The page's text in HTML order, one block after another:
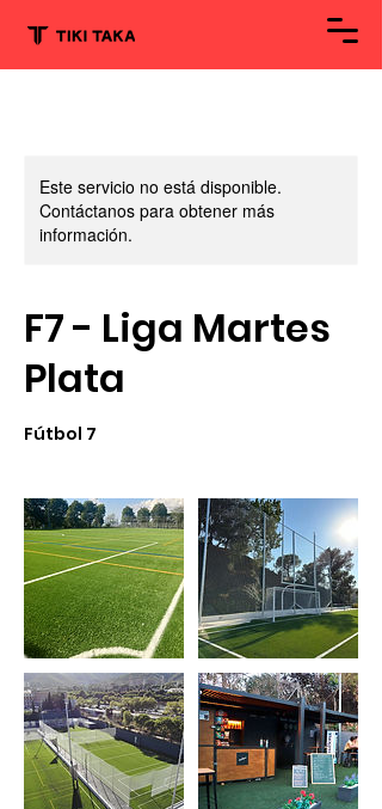
Este servicio no está disponible.
Contáctanos para obtener más
información.
F7 - Liga Martes
Plata
Fútbol 7